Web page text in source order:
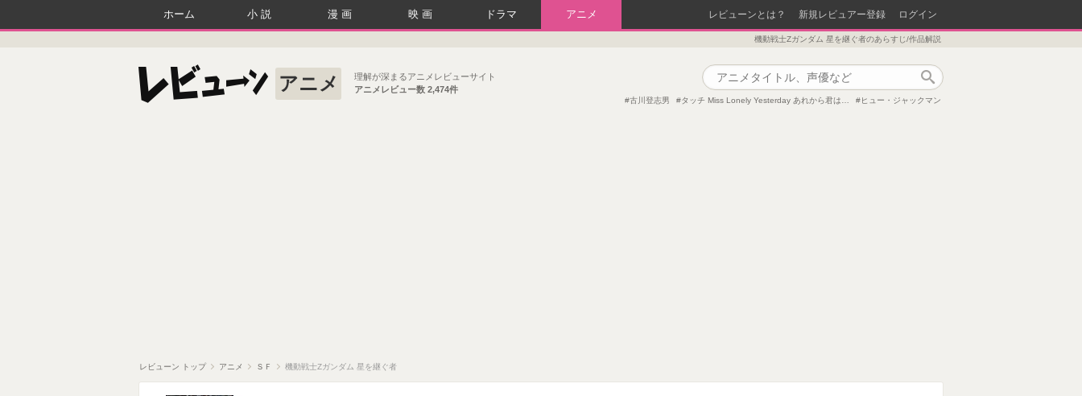
ホーム 小説 漫画 映画 ドラマ アニメ レビューンとは？ 新規レビュアー登録 ログイン
機動戦士Zガンダム 星を継ぐ者のあらすじ/作品解説
アニメ
理解が深まるアニメレビューサイト
アニメレビュー数 2,474件
古川登志男 タッチ Miss Lonely Yesterday あれから君は… ヒュー・ジャックマン
レビューン トップ アニメ ＳＦ 機動戦士Zガンダム 星を継ぐ者